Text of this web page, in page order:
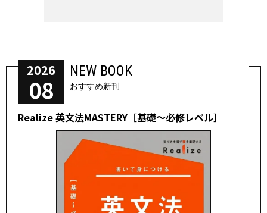
2026
08
NEW BOOK
おすすめ新刊
Realize 英文法MASTERY［基礎～必修レベル］